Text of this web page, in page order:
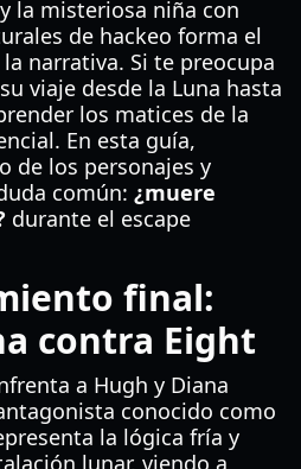
la misteriosa niña con
de hackeo forma el
narrativa. Si te preocupa
viaje desde la Luna hasta
los matices de la
En esta guía,
de los personajes y
común: ¿muere
durante el escape
final:
contra Eight
a Hugh y Diana
conocido como
la lógica fría y
lunar, viendo a